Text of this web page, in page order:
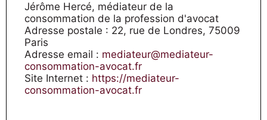
Jérôme Hercé, médiateur de la
consommation de la profession d'avocat
Adresse postale : 22, rue de Londres, 75009
Paris
Adresse email : mediateur@mediateur-
consommation-avocat.fr
Site Internet : https://mediateur-
consommation-avocat.fr